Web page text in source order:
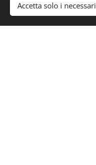
Accetta solo i necessari